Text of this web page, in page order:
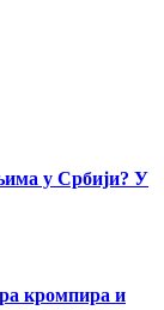
у Србији? У
кромпира и